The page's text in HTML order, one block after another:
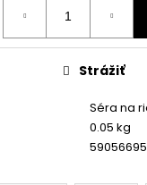
Séra na
0.05 kg
Strážiť